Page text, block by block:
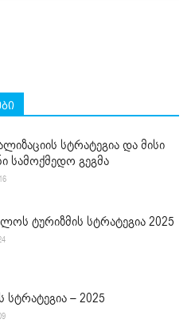
სტრატეგია და მისი
სამოქმედო გეგმა
ტურიზმის სტრატეგია 2025
– 2025